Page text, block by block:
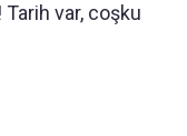
Tarih var, coşku